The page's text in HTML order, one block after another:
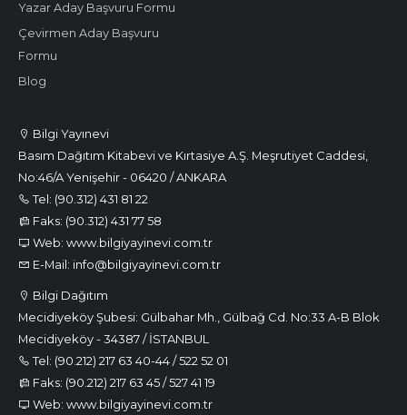
Bilgi Yayınevi
Basım Dağıtım Kitabevi ve Kırtasiye A.Ş. Meşrutiyet Caddesi,
No:46/A Yenişehir - 06420 / ANKARA
Tel: (90.312) 431 81 22
Faks: (90.312) 431 77 58
Web: www.bilgiyayinevi.com.tr
E-Mail: info@bilgiyayinevi.com.tr
Bilgi Dağıtım
Mecidiyeköy Şubesi: Gülbahar Mh., Gülbağ Cd. No:33 A-B Blok
Mecidiyeköy - 34387 / İSTANBUL
Tel: (90.212) 217 63 40-44 / 522 52 01
Faks: (90.212) 217 63 45 / 527 41 19
Web: www.bilgiyayinevi.com.tr
Yazar Aday Başvuru Formu
Çevirmen Aday Başvuru
Formu
Blog